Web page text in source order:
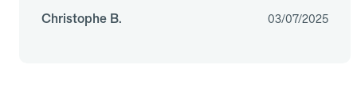
Christophe B. 03/07/2025